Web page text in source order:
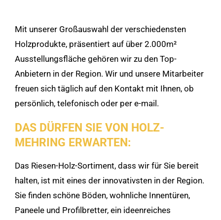
Mit unserer Großauswahl der verschiedensten
Holzprodukte, präsentiert auf über 2.000m²
Ausstellungsfläche gehören wir zu den Top-
Anbietern in der Region. Wir und unsere Mitarbeiter
freuen sich täglich auf den Kontakt mit Ihnen, ob
persönlich, telefonisch oder per e-mail.
DAS DÜRFEN SIE VON HOLZ-
MEHRING ERWARTEN:
Das Riesen-Holz-Sortiment, dass wir für Sie bereit
halten, ist mit eines der innovativsten in der Region.
Sie finden schöne Böden, wohnliche Innentüren,
Paneele und Profilbretter, ein ideenreiches